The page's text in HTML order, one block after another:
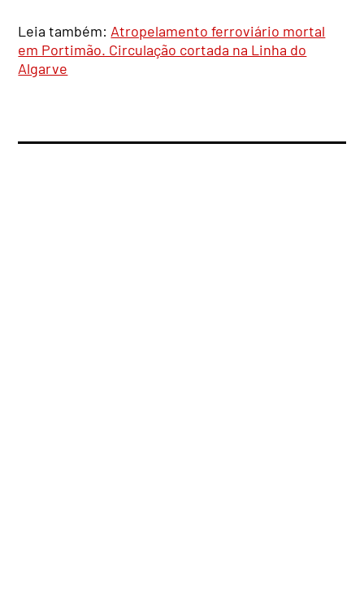
Leia também: Atropelamento ferroviário mortal
em Portimão. Circulação cortada na Linha do
Algarve